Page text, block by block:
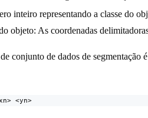
inteiro representando a classe do
objeto: As coordenadas
conjunto de dados de segmentação
<yn>